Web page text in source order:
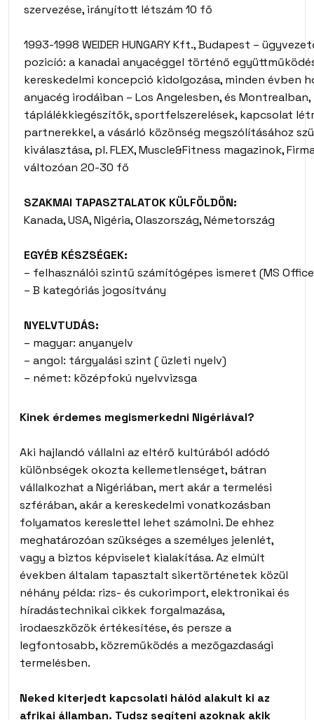
szervezése, irányított létszám 10 fő
1993-1998 WEIDER HUNGARY Kft., Budapest –
pozicíó: a kanadai anyacéggel történő
kereskedelmi koncepció kidolgozása, minden évben
anyacég irodáiban – Los Angelesben, és
táplálékkiegészítők, sportfelszerelések, kapcsolat
partnerekkel, a vásárló közönség megszólításához
kiválasztása, pl. FLEX, Muscle&Fitness magazinok,
változóan 20-30 fő
SZAKMAI TAPASZTALATOK KÜLFÖLDÖN:
Kanada, USA, Nigéria, Olaszország, Németország
EGYÉB KÉSZSÉGEK:
– felhasználói szintű számítógépes ismeret (MS
– B kategóriás jogosítvány
NYELVTUDÁS:
– magyar: anyanyelv
– angol: tárgyalási szint ( üzleti nyelv)
– német: középfokú nyelvvizsga
Kinek érdemes megismerkedni Nigériával?
Aki hajlandó vállalni az eltérő kultúrából adódó
különbségek okozta kellemetlenséget, bátran
vállalkozhat a Nigériában, mert akár a termelési
szférában, akár a kereskedelmi vonatkozásban
folyamatos kereslettel lehet számolni. De ehhez
meghatározóan szükséges a személyes jelenlét,
vagy a biztos képviselet kialakítása. Az elmúlt
években általam tapasztalt sikertörténetek közül
néhány példa: rizs- és cukorimport, elektronikai és
híradástechnikai cikkek forgalmazása,
irodaeszközök értékesítése, és persze a
legfontosabb, közreműködés a mezőgazdasági
termelésben.
Neked kiterjedt kapcsolati hálód alakult ki az
afrikai államban. Tudsz segíteni azoknak akik